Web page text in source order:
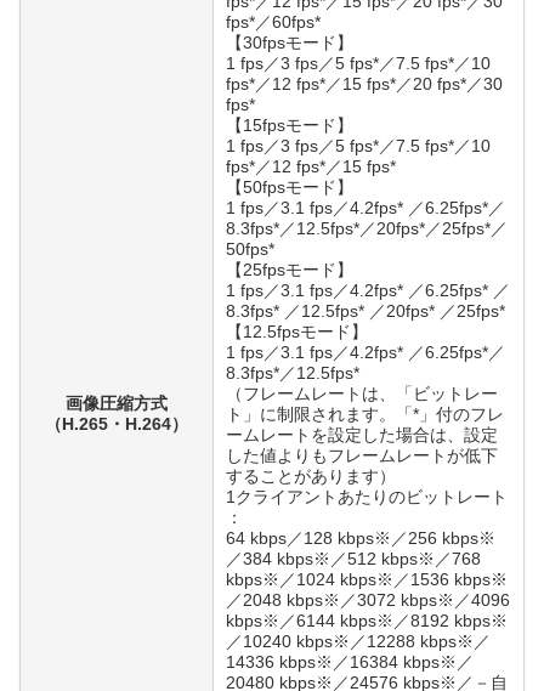
画像圧縮方式
（H.265・H.264）
fps*／60fps*
【30fpsモード】
1 fps／3 fps／5 fps*／7.5 fps*／10
fps*／12 fps*／15 fps*／20 fps*／30
fps*
【15fpsモード】
1 fps／3 fps／5 fps*／7.5 fps*／10
fps*／12 fps*／15 fps*
【50fpsモード】
1 fps／3.1 fps／4.2fps* ／6.25fps*／
8.3fps*／12.5fps*／20fps*／25fps*／
50fps*
【25fpsモード】
1 fps／3.1 fps／4.2fps* ／6.25fps* ／
8.3fps* ／12.5fps* ／20fps* ／25fps*
【12.5fpsモード】
1 fps／3.1 fps／4.2fps* ／6.25fps*／
8.3fps*／12.5fps*
（フレームレートは、「ビットレー
ト」に制限されます。「*」付のフレ
ームレートを設定した場合は、設定
した値よりもフレームレートが低下
することがあります）
1クライアントあたりのビットレート
：
64 kbps／128 kbps※／256 kbps※
／384 kbps※／512 kbps※／768
kbps※／1024 kbps※／1536 kbps※
／2048 kbps※／3072 kbps※／4096
kbps※／6144 kbps※／8192 kbps※
／10240 kbps※／12288 kbps※／
14336 kbps※／16384 kbps※／
20480 kbps※／24576 kbps※／－自